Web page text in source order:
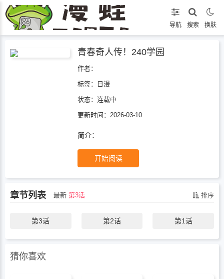
导航 搜索 换肤
青春奇人传！240学园
作者：
标签： 日漫
状态： 连载中
更新时间：2026-03-10
简介：
开始阅读
章节列表 最新 第3话 排序
第3话 第2话 第1话
猜你喜欢